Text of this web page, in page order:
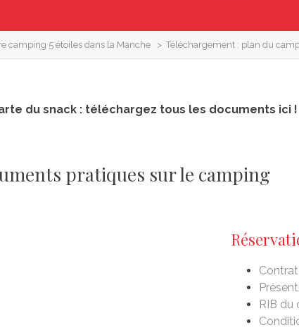
camping 5 étoiles dans la Manche > Téléchargement : plan du
du snack : téléchargez tous les documents ici !
pratiques sur le camping
RIB du